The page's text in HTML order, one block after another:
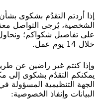
إذا أردتم التقدُم بشكوى
الشخصية، يُرجى التواصل
على تفاصيل شكواكم؛
خلال 14 يوم عمل.
وإذا كنتم غير راضين عن
يمكنكم التقدُم بشكوى إلى
الجهة التنظيمية المسؤولة
البيانات وإنفاذ الخصوصية: